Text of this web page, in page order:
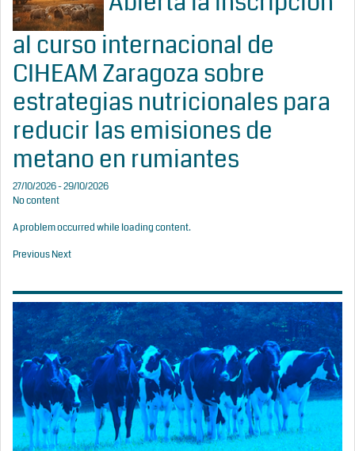
al curso internacional de
CIHEAM Zaragoza sobre
estrategias nutricionales para
reducir las emisiones de
metano en rumiantes
27/10/2026 - 29/10/2026
No content
A problem occurred while loading content.
PreviousNext